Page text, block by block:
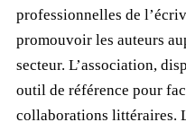
professionnelles de
promouvoir les auteurs
secteur. L’association,
outil de référence pour
collaborations littéraires.